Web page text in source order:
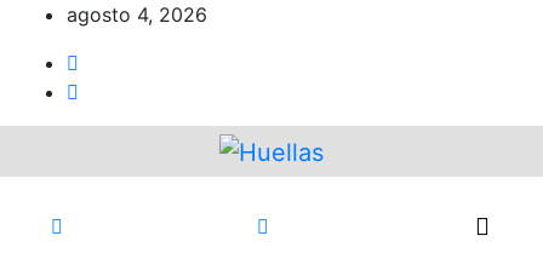
contenido
agosto 4, 2026